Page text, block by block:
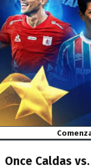
Once Caldas